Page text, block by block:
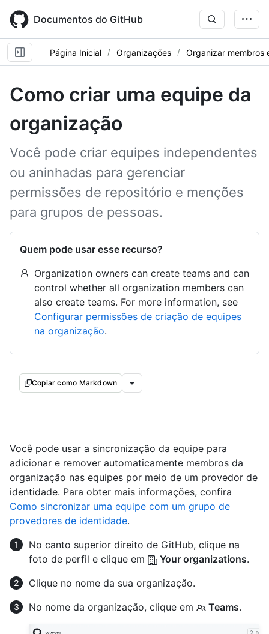
main
content
Documentos do GitHub
Página Inicial Organizações Organizar membros
Como criar uma equipe da
organização
Você pode criar equipes independentes
ou aninhadas para gerenciar
permissões de repositório e menções
para grupos de pessoas.
Quem pode usar esse recurso?
Organization owners can create teams and can
control whether all organization members can
also create teams. For more information, see
Configurar permissões de criação de equipes
na organização.
Copiar como Markdown
Você pode usar a sincronização da equipe para
adicionar e remover automaticamente membros da
organização nas equipes por meio de um provedor de
identidade. Para obter mais informações, confira
Como sincronizar uma equipe com um grupo de
provedores de identidade.
No canto superior direito de GitHub, clique na
foto de perfil e clique em
Your organizations.
Clique no nome da sua organização.
No nome da organização, clique em
Teams.